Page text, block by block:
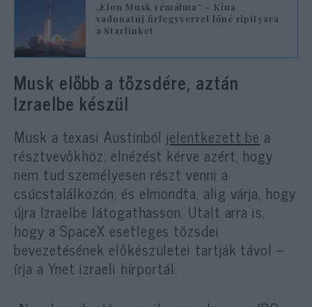
„Elon Musk rémálma” – Kína
vadonatúj űrfegyverrel lőné ripityára
a Starlinket
Musk előbb a tőzsdére, aztán
Izraelbe készül
Musk a texasi Austinból jelentkezett be a
résztvevőkhöz, elnézést kérve azért, hogy
nem tud személyesen részt venni a
csúcstalálkozón, és elmondta, alig várja, hogy
újra Izraelbe látogathasson. Utalt arra is,
hogy a SpaceX esetleges tőzsdei
bevezetésének előkészületei tartják távol –
írja a Ynet izraeli hírportál.